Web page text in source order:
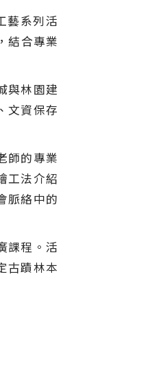
藝系列活
結合專業
與林園建
文資保存
師的專業
工法介紹
脈絡中的
課程。活
古蹟林本